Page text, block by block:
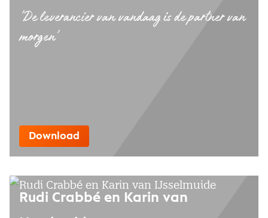
'De leverancier van vandaag is de partner van
morgen'
Download
Rudi Crabbé en Karin van